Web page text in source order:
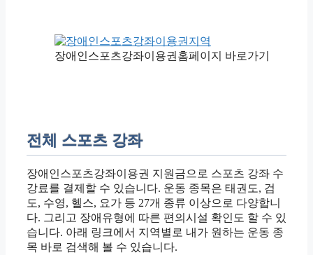
장애인스포츠강좌이용권홈페이지 바로가기
전체 스포츠 강좌
장애인스포츠강좌이용권 지원금으로 스포츠 강좌 수
강료를 결제할 수 있습니다. 운동 종목은 태권도, 검
도, 수영, 헬스, 요가 등 27개 종류 이상으로 다양합니
다. 그리고 장애유형에 따른 편의시설 확인도 할 수 있
습니다. 아래 링크에서 지역별로 내가 원하는 운동 종
목 바로 검색해 볼 수 있습니다.